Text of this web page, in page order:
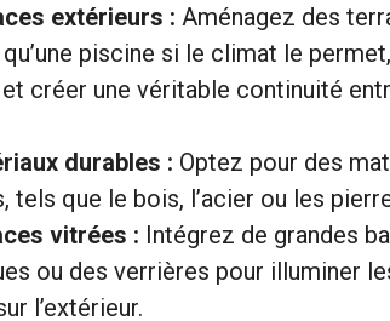
extérieurs : Aménagez des
piscine si le climat le
créer une véritable continuité
durables : Optez pour des
tels que le bois, l’acier ou les
vitrées : Intégrez de grandes
ou des verrières pour illuminer
l’extérieur.